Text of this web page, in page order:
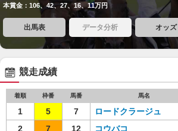
本賞金：106、42、27、16、11万円
出馬表 データ分析 オッズ
競走成績
着順 枠番 馬番 馬名
1 5 7 ロードクラージュ
2
7 12 コウバコ